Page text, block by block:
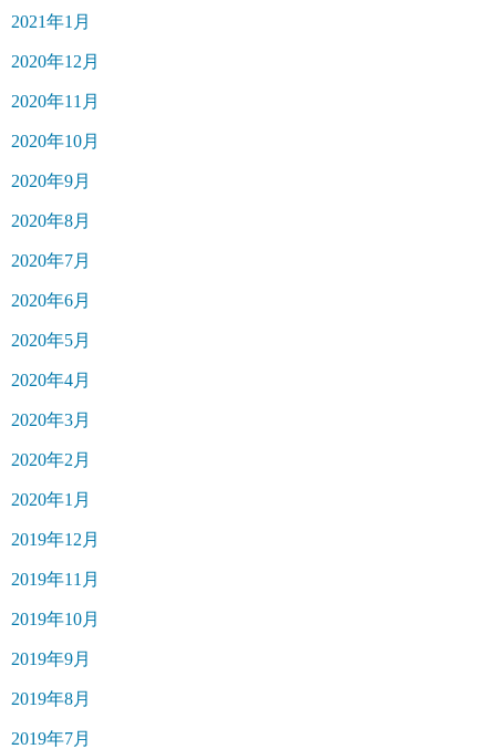
2021年1月
2020年12月
2020年11月
2020年10月
2020年9月
2020年8月
2020年7月
2020年6月
2020年5月
2020年4月
2020年3月
2020年2月
2020年1月
2019年12月
2019年11月
2019年10月
2019年9月
2019年8月
2019年7月